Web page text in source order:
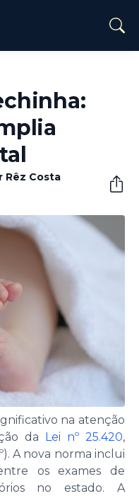
Rêz Costa
na atenção
da
Lei nº 25.420,
A nova norma inclui
os exames de
no estado. A